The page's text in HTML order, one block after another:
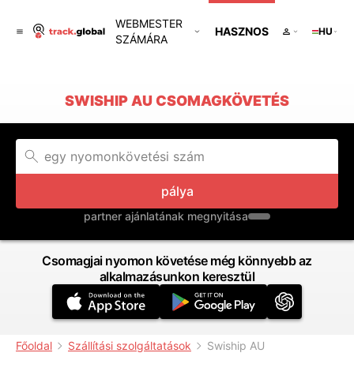
WEBMESTER
SZÁMÁRA
HASZNOS HU
SWISHIP AU CSOMAGKÖVETÉS
pálya
partner ajánlatának megnyitása
Csomagjai nyomon követése még könnyebb az
alkalmazásunkon keresztül
Főoldal Szállítási szolgáltatások Swiship AU